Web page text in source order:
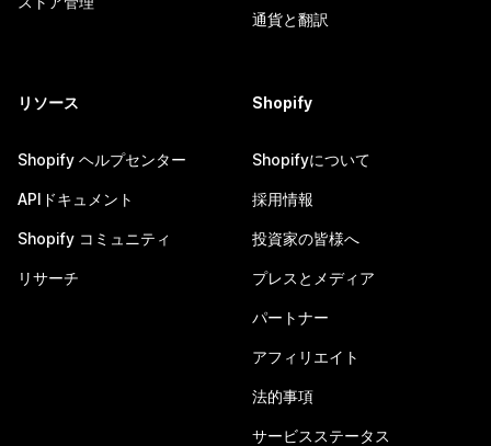
通貨と翻訳
リソース
Shopify ヘルプセンター
APIドキュメント
Shopify コミュニティ
リサーチ
Shopify
Shopifyについて
採用情報
投資家の皆様へ
プレスとメディア
パートナー
アフィリエイト
法的事項
サービスステータス